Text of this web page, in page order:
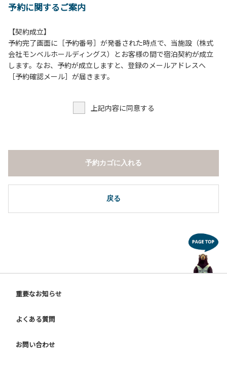
７.地面での直火による焚き火、BBQ、キャンプファイヤー
８.テラスでのBBQの利用後は、炭の鎮火の確認をお願いい
たします。
【団体宿泊棟ご利用上の注意事項ならびに禁止事項】
１.食堂や厨房の共用部の独占利用はご遠慮ください。
４.調度品などの持ち出しはしないでください。
７.周囲に迷惑となるような行為（夜間の大声での談笑等）や
他人に嫌悪感を与えるような行為はお止めください。
８.地面での直火による焚き火、BBQ、キャンプファイヤー
は禁止します。
予約に関するご案内
【契約成立】
予約完了画面に［予約番号］が発番された時点で、当施設（株式
会社モンベルホールディングス）とお客様の間で宿泊契約が成立
します。なお、予約が成立しますと、登録のメールアドレスへ
［予約確認メール］が届きます。
上記内容に同意する
戻る
予約カゴに入れる
重要なお知らせ
よくある質問
お問い合わせ